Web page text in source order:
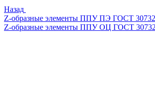
Назад
Z-образные элементы ППУ ПЭ ГОСТ
Z-образные элементы ППУ ОЦ ГОСТ